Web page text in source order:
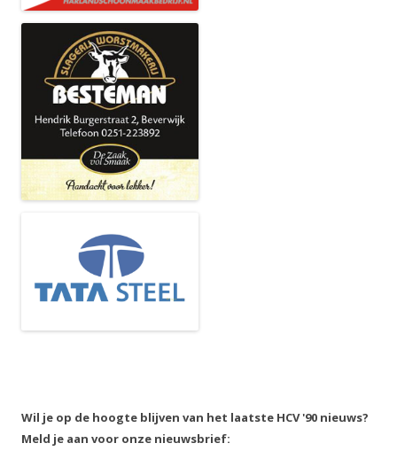
Wil je op de hoogte blijven van het laatste HCV '90 nieuws?
Meld je aan voor onze nieuwsbrief: